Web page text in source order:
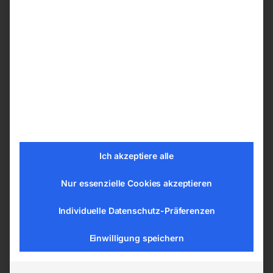
Technische Daten
Schildtyp § 50 Gefahrenzeichen
Kurzzeichen § 50/6d
waagrecht
Ich akzeptiere alle
Nur essenzielle Cookies akzeptieren
Individuelle Datenschutz-Präferenzen
Einwilligung speichern